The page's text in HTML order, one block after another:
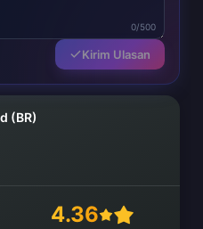
0/500
Kirim Ulasan
(BR)
4.36